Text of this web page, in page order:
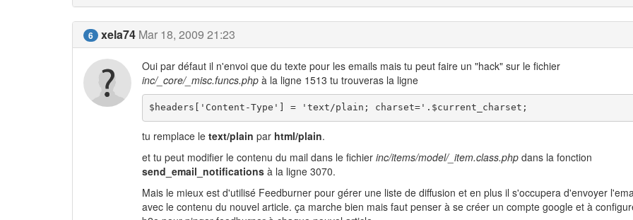
6 xela74 Mar 18, 2009 21:23
Oui par défaut il n'envoi que du texte pour les emails mais tu peut faire un "hack" sur le fichier
inc/_core/_misc.funcs.phpà la ligne 1513 tu trouveras la ligne
$headers['Content-Type'] = 'text/plain; charset='.$current_charset;
tu remplace le text/plain par html/plain.
et tu peut modifier le contenu du mail dans le fichier inc/items/model/_item.class.phpdans la fonction
send_email_notificationsà la ligne 3070.
Mais le mieux est d'utilisé Feedburner pour gérer une liste de diffusion et en plus il s'occupera d'envoyer
avec le contenu du nouvel article. ça marche bien mais faut penser à se créer un compte google et à